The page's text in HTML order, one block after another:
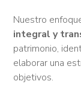
Nuestro
integral y
patrimonio,
elaborar una
objetivos.